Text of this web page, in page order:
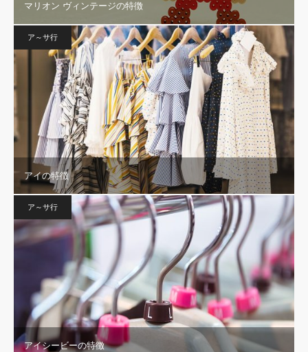
マリオン ヴィンテージの特徴
ア～サ行
アイの特徴
ア～サ行
アイシービーの特徴